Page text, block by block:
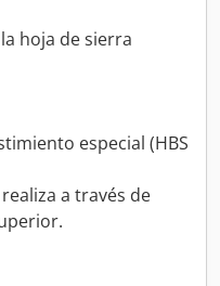
hoja de sierra
especial (HBS
a través de